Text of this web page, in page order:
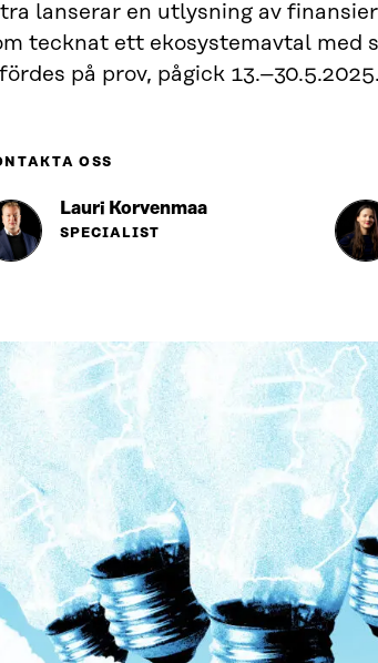
lanserar en utlysning av
tecknat ett ekosystemavtal med
på prov, pågick 13.–30.5.2025.
OSS
Lauri Korvenmaa
SPECIALIST